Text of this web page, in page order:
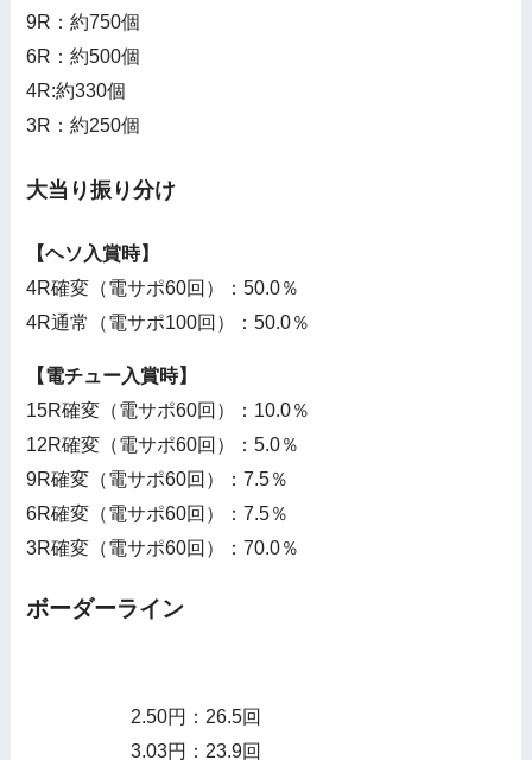
9R：約750個
6R：約500個
4R:約330個
3R：約250個
大当り振り分け
【ヘソ入賞時】
4R確変（電サポ60回）：50.0％
4R通常（電サポ100回）：50.0％
【電チュー入賞時】
15R確変（電サポ60回）：10.0％
12R確変（電サポ60回）：5.0％
9R確変（電サポ60回）：7.5％
6R確変（電サポ60回）：7.5％
3R確変（電サポ60回）：70.0％
ボーダーライン
2.50円：26.5回
3.03円：23.9回